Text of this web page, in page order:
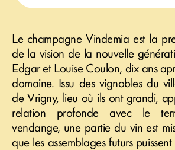
Le champagne Vindemia est la
de la vision de la nouvelle
Edgar et Louise Coulon, dix ans
domaine. Issu des vignobles du
de Vrigny, lieu où ils ont grandi,
relation profonde avec le
vendange, une partie du vin est
que les assemblages futurs